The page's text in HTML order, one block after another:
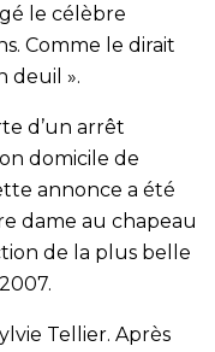
le célèbre
Comme le dirait
deuil ».
d’un arrêt
domicile de
annonce a été
dame au chapeau
de la plus belle
Tellier. Après